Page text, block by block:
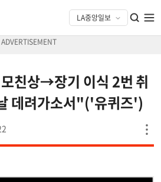
친상→장기 이식 2번 취
데려가소서"('유퀴즈')